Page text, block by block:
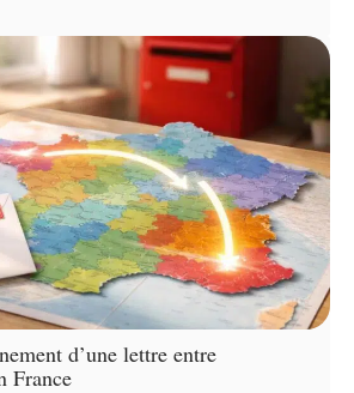
d’une lettre entre
France